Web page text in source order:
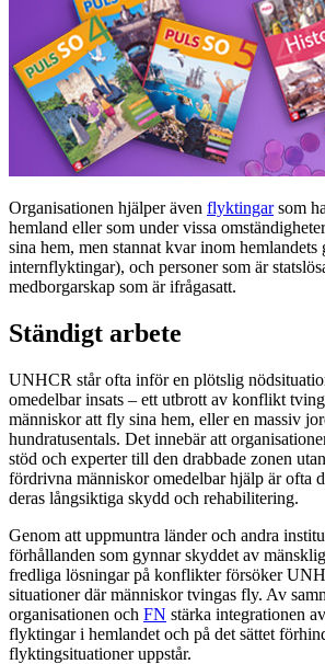
Organisationen hjälper även flyktingarsom
hemland eller som under vissa
sina hem, men stannat kvar inom hemlandets
internflyktingar), och personer som är
medborgarskap som är ifrågasatt.
Ständigt arbete
UNHCR står ofta inför en plötslig
omedelbar insats – ett utbrott av konflikt
människor att fly sina hem, eller en massiv
hundratusentals. Det innebär att
stöd och experter till den drabbade zonen
fördrivna människor omedelbar hjälp är ofta
deras långsiktiga skydd och rehabilitering.
Genom att uppmuntra länder och andra
förhållanden som gynnar skyddet av
fredliga lösningar på konflikter försöker
situationer där människor tvingas fly. Av
organisationen och FN stärka integrationen
flyktingar i hemlandet och på det sättet
flyktingsituationer uppstår.